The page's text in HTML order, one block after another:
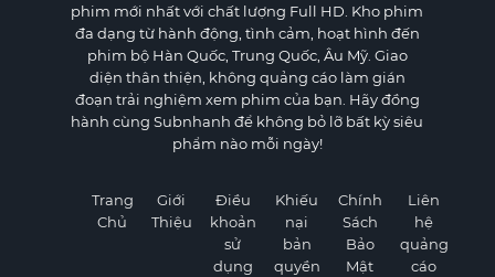
phim mới nhất với chất lượng Full HD. Kho phim
đa dạng từ hành động, tình cảm, hoạt hình đến
phim bộ Hàn Quốc, Trung Quốc, Âu Mỹ. Giao
diện thân thiện, không quảng cáo làm gián
đoạn trải nghiệm xem phim của bạn. Hãy đồng
hành cùng Subnhanh để không bỏ lỡ bất kỳ siêu
phẩm nào mỗi ngày!
Trang
Chủ
Giới
Thiệu
Điều
khoản
sử
dụng
Khiếu
nại
bản
quyền
Chính
Sách
Bảo
Mật
Liên
hệ
quảng
cáo